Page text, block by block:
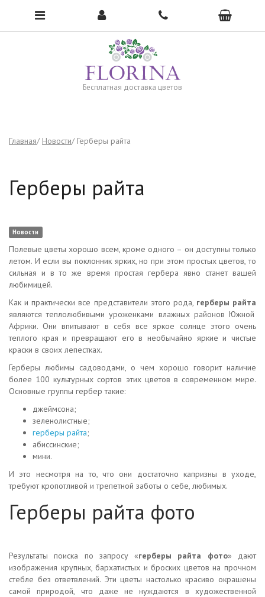
Бесплатная доставка цветов
Чтобы открыть меню, нажмите сюда →
Главная Новости Герберы райта
Герберы райта
Новости
Полевые цветы хорошо всем, кроме одного – он доступны только
летом. И если вы поклонник ярких, но при этом простых цветов, то
сильная и в то же время простая гербера явно станет вашей
любимицей.
Как и практически все представители этого рода, герберы райта
являются теплолюбивыми уроженками влажных районов Южной
Африки. Они впитывают в себя все яркое солнце этого очень
теплого края и превращают его в необычайно яркие и чистые
краски в своих лепестках.
Герберы любимы садоводами, о чем хорошо говорит наличие
более 100 культурных сортов этих цветов в современном мире.
Основные группы гербер такие:
джеймсона;
зеленолистные;
герберы райта;
абиссинские;
мини.
И это несмотря на то, что они достаточно капризны в уходе,
требуют кропотливой и трепетной заботы о себе, любимых.
Герберы райта фото
Результаты поиска по запросу «герберы райта фото» дают
изображения крупных, бархатистых и броских цветов на прочном
стебле без ответвлений. Эти цветы настолько красиво окрашены
самой природой, что даже не нуждаются в художественной